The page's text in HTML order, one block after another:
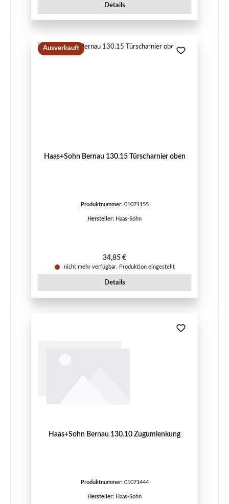
Details
Ausverkauft
Haas+Sohn Bernau 130.15 Türscharnier oben
Produktnummer: 01071155
Hersteller: Haas-Sohn
Regulärer Preis:
34,85 €
nicht mehr verfügbar, Produktion eingestellt
Details
Haas+Sohn Bernau 130.10 Zugumlenkung
Produktnummer: 01071444
Hersteller: Haas-Sohn